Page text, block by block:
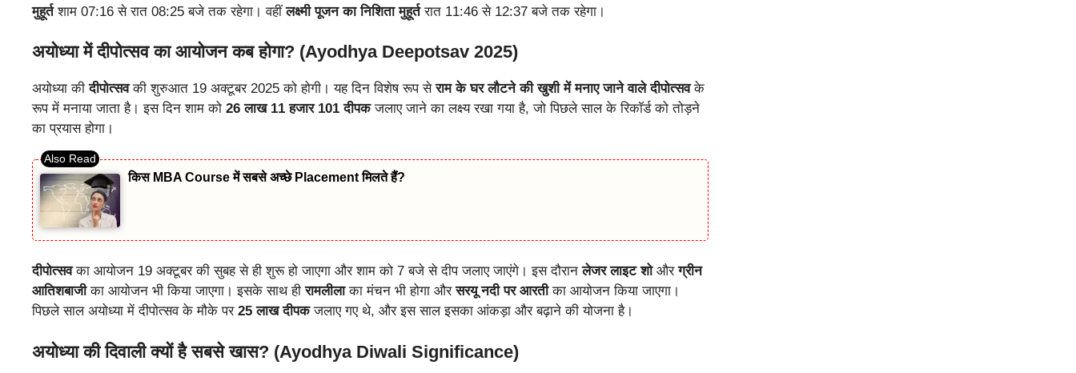
मुहूर्तशाम 07:16 से रात 08:25 बजे तक रहेगा। वहींलक्ष्मी पूजन का निशिता मुहूर्तरात 11:46 से 12:37 बजे तक रहेगा।
अयोध्या में दीपोत्सव का आयोजन कब होगा? (Ayodhya Deepotsav 2025)
अयोध्या कीदीपोत्सवकी शुरुआत 19 अक्टूबर 2025 को होगी। यह दिन विशेष रूप सेराम के घर लौटने की खुशी में मनाए जाने वाले दीपोत्सवके
रूप में मनाया जाता है। इस दिन शाम को 26 लाख 11 हजार 101 दीपकजलाए जाने का लक्ष्य रखा गया है, जो पिछले साल के रिकॉर्ड को तोड़ने
का प्रयास होगा।
किस MBA Course में सबसे अच्छे Placement मिलते हैं?
दीपोत्सवका आयोजन 19 अक्टूबर की सुबह से ही शुरू हो जाएगा और शाम को 7 बजे से दीप जलाए जाएंगे। इस दौरानलेजर लाइट शोऔरग्रीन
आतिशबाजीका आयोजन भी किया जाएगा। इसके साथ हीरामलीलाका मंचन भी होगा औरसरयू नदी पर आरतीका आयोजन किया जाएगा।
पिछले साल अयोध्या में दीपोत्सव के मौके पर 25 लाख दीपकजलाए गए थे, और इस साल इसका आंकड़ा और बढ़ाने की योजना है।
अयोध्या की दिवाली क्यों है सबसे खास? (Ayodhya Diwali Significance)